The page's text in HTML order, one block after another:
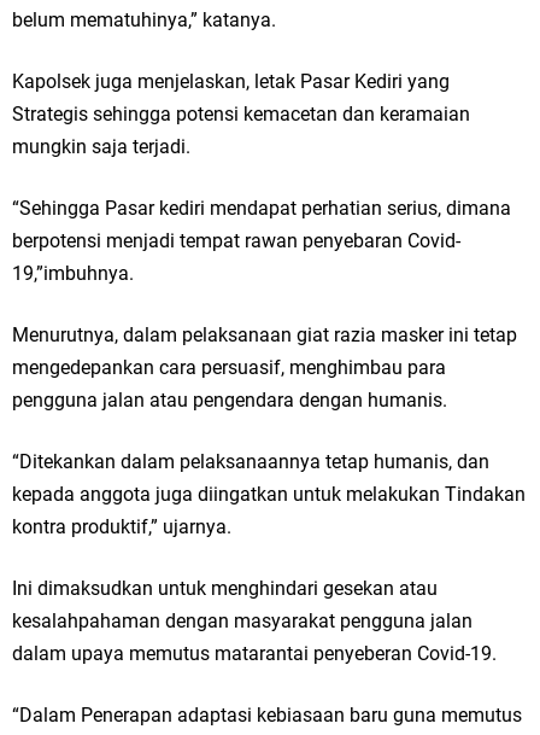
belum mematuhinya,” katanya.
Kapolsek juga menjelaskan, letak Pasar Kediri yang
Strategis sehingga potensi kemacetan dan keramaian
mungkin saja terjadi.
“Sehingga Pasar kediri mendapat perhatian serius, dimana
berpotensi menjadi tempat rawan penyebaran Covid-
19,”imbuhnya.
Menurutnya, dalam pelaksanaan giat razia masker ini tetap
mengedepankan cara persuasif, menghimbau para
pengguna jalan atau pengendara dengan humanis.
“Ditekankan dalam pelaksanaannya tetap humanis, dan
kepada anggota juga diingatkan untuk melakukan Tindakan
kontra produktif,” ujarnya.
Ini dimaksudkan untuk menghindari gesekan atau
kesalahpahaman dengan masyarakat pengguna jalan
dalam upaya memutus matarantai penyeberan Covid-19.
“Dalam Penerapan adaptasi kebiasaan baru guna memutus